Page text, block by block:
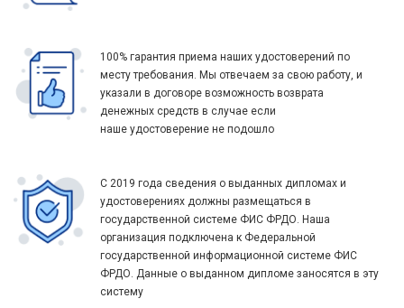
100% гарантия приема наших удостоверений по
месту требования. Мы отвечаем за свою работу, и
указали в договоре возможность возврата
денежных средств в случае если
наше удостоверение не подошло
С 2019 года сведения о выданных дипломах и
удостоверениях должны размещаться в
государственной системе ФИС ФРДО. Наша
организация подключена к Федеральной
государственной информационной системе ФИС
ФРДО. Данные о выданном дипломе заносятся в эту
систему